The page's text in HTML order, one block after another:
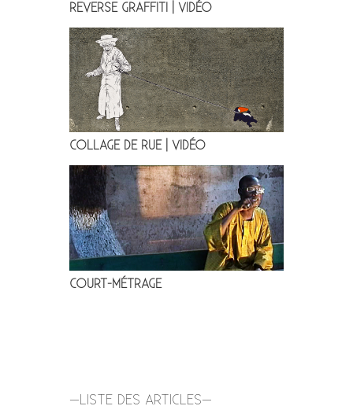
REVERSE GRAFFITI | VIDÉO
COLLAGE DE RUE | VIDÉO
COURT-MÉTRAGE
–LISTE DES ARTICLES–